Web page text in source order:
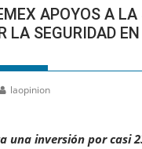
APOYOS A LA
LA SEGURIDAD
laopinion
una inversión por casi